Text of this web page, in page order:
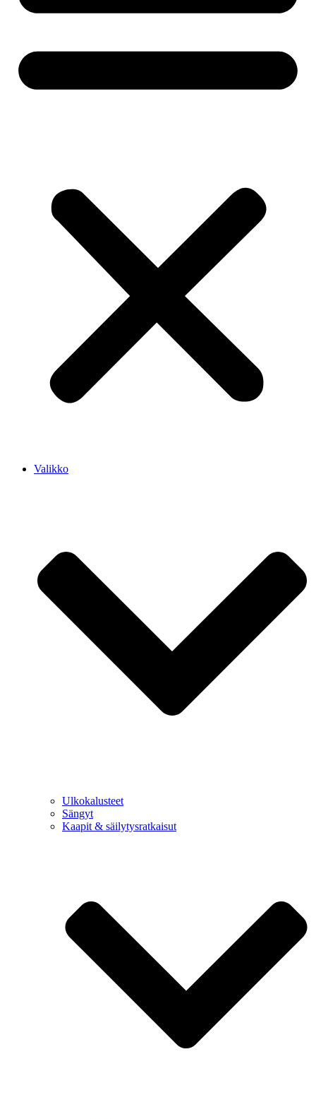
Valikko
Ulkokalusteet
Sängyt
Kaapit & säilytysratkaisut